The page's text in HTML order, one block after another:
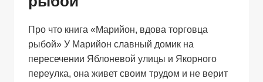
Про что книга «Марийон, вдова торговца
рыбой» У Марийон славный домик на
пересечении Яблоневой улицы и Якорного
переулка, она живет своим трудом и не верит